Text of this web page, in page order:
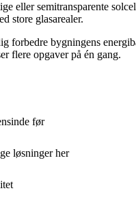
eller semitransparente
store glasarealer.
forbedre bygningens
flere opgaver på én gang.
før
løsninger her